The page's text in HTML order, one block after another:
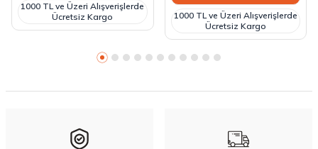
1000 TL ve Üzeri Alışverişlerde
Ücretsiz Kargo
1000 TL ve Üzeri Alışverişlerde
Ücretsiz Kargo